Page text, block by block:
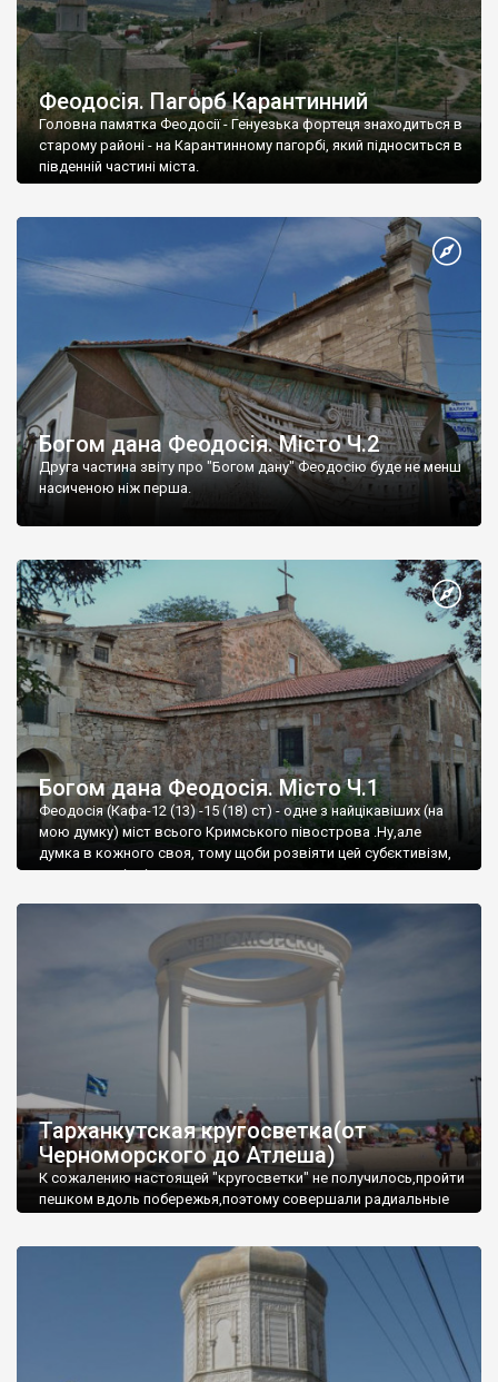
Феодосія. Пагорб Карантинний
Головна памятка Феодосії - Генуезька фортеця знаходиться в
старому районі - на Карантинному пагорбі, який підноситься в
південній частині міста.
Богом дана Феодосія. Місто Ч.2
Друга частина звіту про "Богом дану" Феодосію буде не менш
насиченою ніж перша.
Богом дана Феодосія. Місто Ч.1
Феодосія (Кафа-12 (13) -15 (18) ст) - одне з найцікавіших (на
мою думку) міст всього Кримського півострова .Ну,але
думка в кожного своя, тому щоби розвіяти цей субєктивізм,
запрошую відвідати це
Тарханкутская кругосветка(от
Черноморского до Атлеша)
К сожалению настоящей "кругосветки" не получилось,пройти
пешком вдоль побережья,поэтому совершали радиальные